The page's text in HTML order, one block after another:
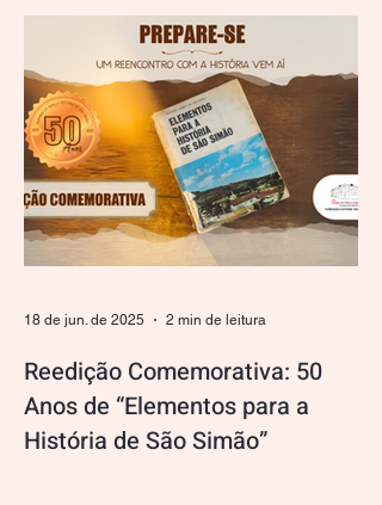
Henrique Dumont Há quem veja em um
tijolo apenas um bloco de argila cozida.
Para nós, do Museu Histórico Simonense
Alaur da Matta (Fundação Cultural
Simonense), cada um deles é uma página
manuscrita que reconta a evolução
urbana, a arquitetura e a própria identidade
paulista. É com imensa alegria e orgulho
institucional que compartilhamos com
nossos leitores, amigos e pesquisadores
Reedição Comemorativa: 50
Anos de “Elementos para a
História de São Simão”
18 de jun. de 2025 2 min de leitura